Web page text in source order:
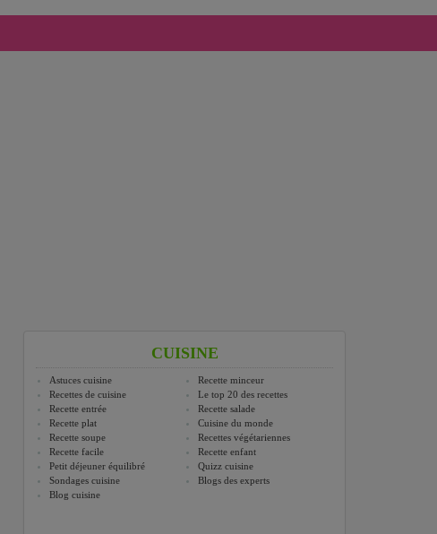
CUISINE
Astuces cuisine
Recette minceur
Recettes de cuisine
Le top 20 des recettes
Recette entrée
Recette salade
Recette plat
Cuisine du monde
Recette soupe
Recettes végétariennes
Recette facile
Recette enfant
Petit déjeuner équilibré
Quizz cuisine
Sondages cuisine
Blogs des experts
Blog cuisine